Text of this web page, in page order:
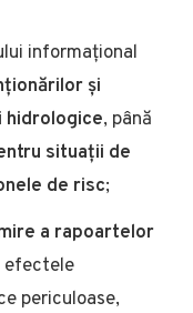
informațional
și
, până
situații de
de risc;
a rapoartelor
efectele
periculoase,